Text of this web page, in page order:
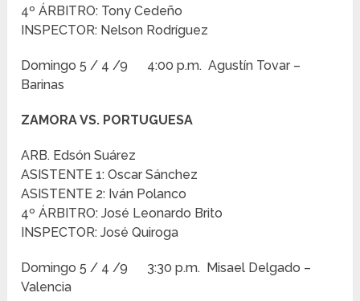
4º ÁRBITRO: Tony Cedeño
INSPECTOR: Nelson Rodríguez
Domingo 5 / 4 /9 4:00 p.m. Agustín Tovar –
Barinas
ZAMORA VS. PORTUGUESA
ARB. Edsón Suárez
ASISTENTE 1: Oscar Sánchez
ASISTENTE 2: Iván Polanco
4º ÁRBITRO: José Leonardo Brito
INSPECTOR: José Quiroga
Domingo 5 / 4 /9 3:30 p.m. Misael Delgado –
Valencia